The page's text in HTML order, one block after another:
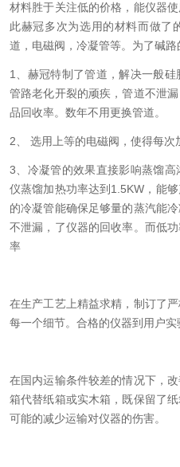
材料胜于关注低的价格，能仪器
此赫冠多次为选用的材料而做了
道，电磁阀，冷凝管等。为了碱路
1、赫冠特制了管道，解决一般
管路老化开裂的顽疾，管道不泄
品回收率。数年不用更换管道。
2、 选用上等的电磁阀，使得每次
3、冷凝管的效果直接影响蒸馏
仪蒸馏加热功率达到1.5KW，能
的冷凝管能确保足够量的蒸汽能
不泄漏，了仪器的回收率。而低
率
在生产工艺上精益求精，制订了
每一个细节。合格的仪器到用户实
在国内运输条件较差的情况下，
箱代替纸箱或实木箱，既保留了
可能的减少运输对仪器的伤害。